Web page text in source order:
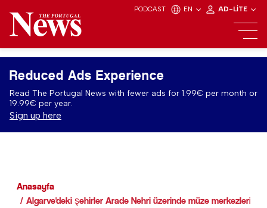
PODCAST EN AD-LITE
Reduced Ads Experience
Read The Portugal News with fewer ads for 1.99€ per month or
19.99€ per year.
Sign up here
Anasayfa
Algarve'deki şehirler Arade Nehri üzerinde müze merkezlerine